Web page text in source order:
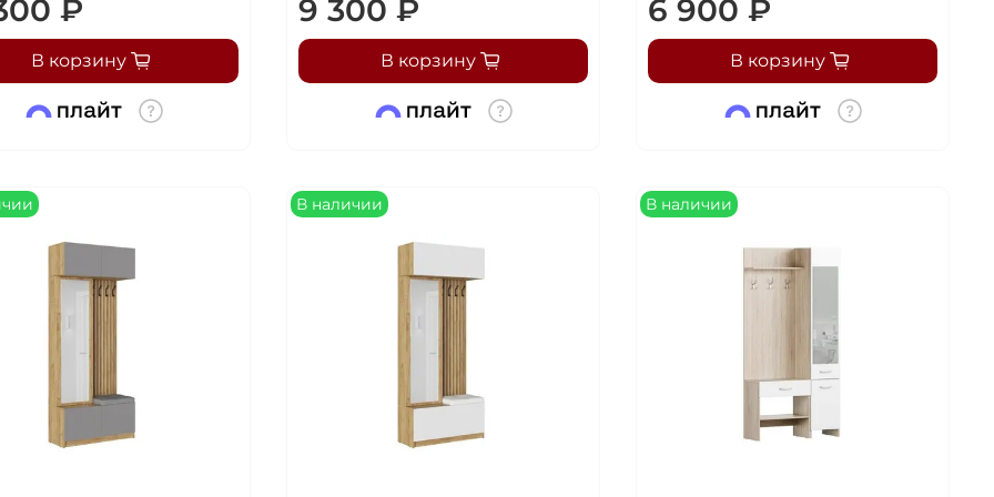
₽
В корзину
9 300 ₽
В корзину
6 900 ₽
В корзину
В наличии В наличии